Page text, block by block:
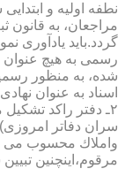
نطفه اولیه و
گردد.باید یادآوری
رسمی به هیچ عنوان
شده، به منظور
۲ـ دفتر راكد
سران دفاتر
مرقوم،اینچنین